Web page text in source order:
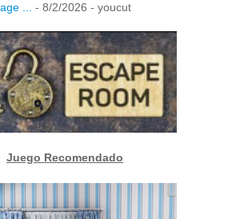
...
- 8/2/2026 - youcut
Juego Recomendado